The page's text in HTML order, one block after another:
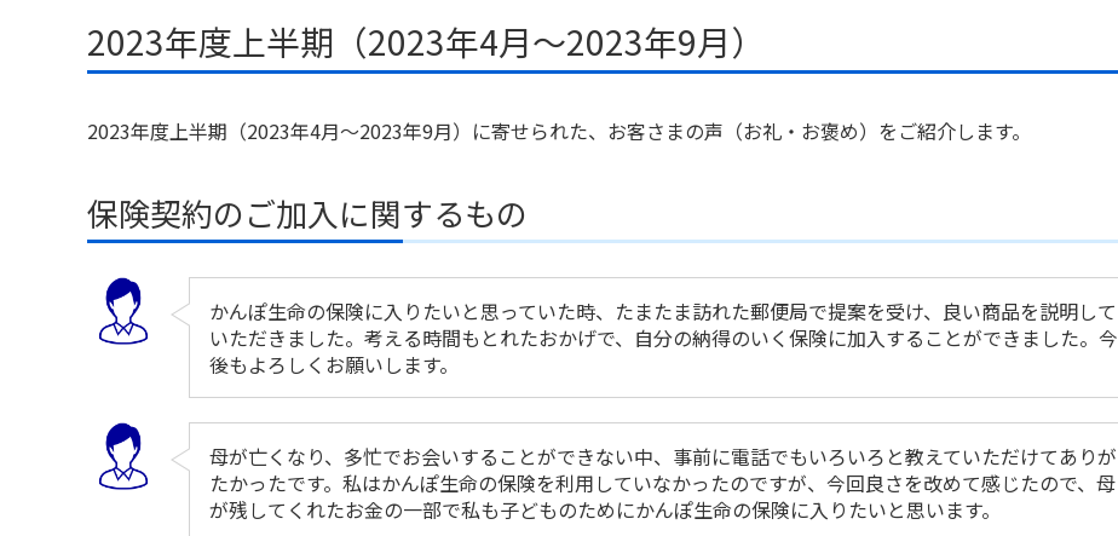
2023年度上半期（2023年4月～2023年9月）
2023年度上半期（2023年4月～2023年9月）に寄せられた、お客さまの声（お礼・お褒め）をご紹介します。
保険契約のご加入に関するもの
かんぽ生命の保険に入りたいと思っていた時、たまたま訪れた郵便局で提案を受け、良い商品を説明して
いただきました。考える時間もとれたおかげで、自分の納得のいく保険に加入することができました。今
後もよろしくお願いします。
母が亡くなり、多忙でお会いすることができない中、事前に電話でもいろいろと教えていただけてありが
たかったです。私はかんぽ生命の保険を利用していなかったのですが、今回良さを改めて感じたので、母
が残してくれたお金の一部で私も子どものためにかんぽ生命の保険に入りたいと思います。